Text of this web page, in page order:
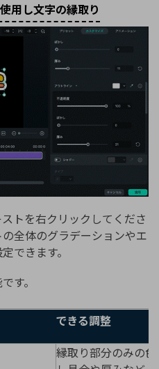
用し文字の縁取り
トを右クリックしてくださ
全体のグラデーションやエ
できます。
す。
できる調整
縁取り部分のみの